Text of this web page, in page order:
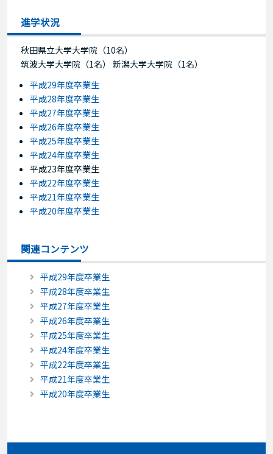
進学状況
秋田県立大学大学院（10名）
筑波大学大学院（1名） 新潟大学大学院（1名）
平成29年度卒業生
平成28年度卒業生
平成27年度卒業生
平成26年度卒業生
平成25年度卒業生
平成24年度卒業生
平成23年度卒業生
平成22年度卒業生
平成21年度卒業生
平成20年度卒業生
関連コンテンツ
平成29年度卒業生
平成28年度卒業生
平成27年度卒業生
平成26年度卒業生
平成25年度卒業生
平成24年度卒業生
平成22年度卒業生
平成21年度卒業生
平成20年度卒業生